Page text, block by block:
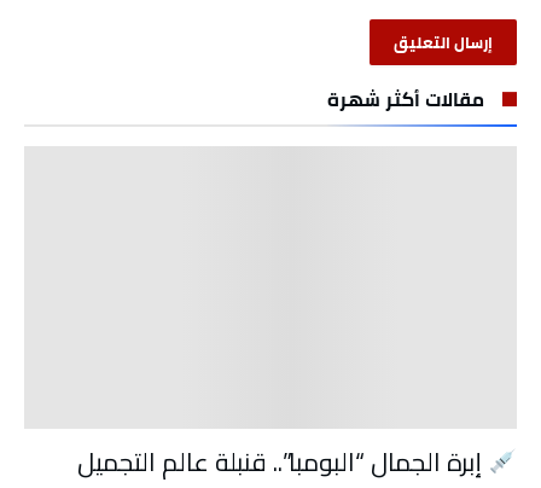
مقالات أكثر شهرة
إبرة الجمال “البومبا”.. قنبلة عالم التجميل